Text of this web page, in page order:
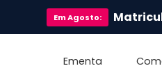
EmAgosto:
Ementa